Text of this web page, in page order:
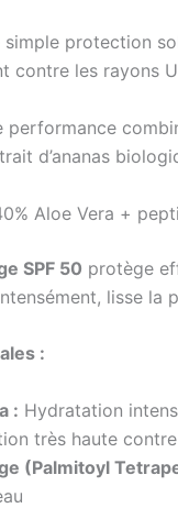
simple protection
contre les rayons
performance
d’ananas
Aloe Vera +
SPF 50 protège
lisse la
:
: Hydratation
très haute
(Palmitoyl